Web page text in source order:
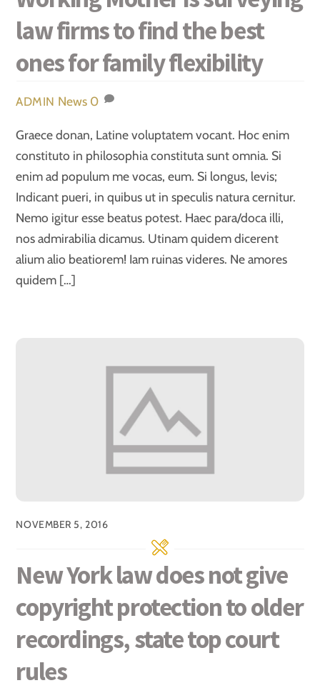
law firms to find the best
ones for family flexibility
ADMIN News 0
Graece donan, Latine voluptatem vocant. Hoc enim
constituto in philosophia constituta sunt omnia. Si
enim ad populum me vocas, eum. Si longus, levis;
Indicant pueri, in quibus ut in speculis natura cernitur.
Nemo igitur esse beatus potest. Haec para/doca illi,
nos admirabilia dicamus. Utinam quidem dicerent
alium alio beatiorem! Iam ruinas videres. Ne amores
quidem […]
NOVEMBER 5, 2016
New York law does not give
copyright protection to older
recordings, state top court
rules